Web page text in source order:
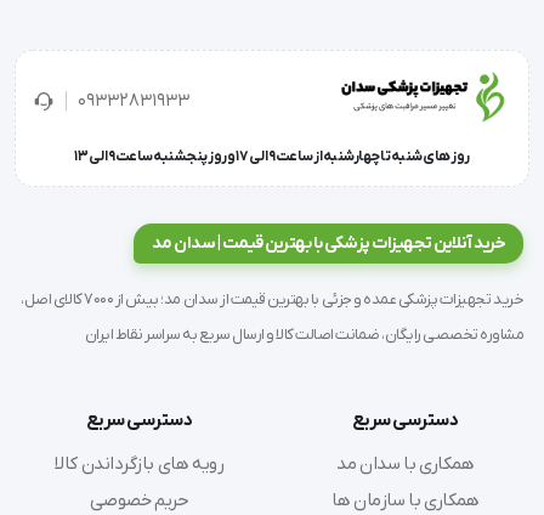
09332831933
روز های شنبه تا چهارشنبه از ساعت 9 الی 17 و روز پنجشنبه ساعت 9 الی 13
خرید آنلاین تجهیزات پزشکی با بهترین قیمت | سدان مد
خرید تجهیزات پزشکی عمده و جزئی با بهترین قیمت از سدان مد؛ بیش از 7000 کالای اصل،
مشاوره تخصصی رایگان، ضمانت اصالت کالا و ارسال سریع به سراسر نقاط ایران
دسترسی سریع
همکاری با سدان مد
همکاری با سازمان ها
دسترسی سریع
رویه های بازگرداندن کالا
حریم خصوصی